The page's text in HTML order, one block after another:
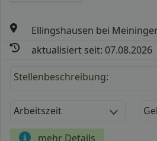
Ellingshausen bei
aktualisiert seit: 07.08.2026
Stellenbeschreibung:
Arbeitszeit
mehr Details